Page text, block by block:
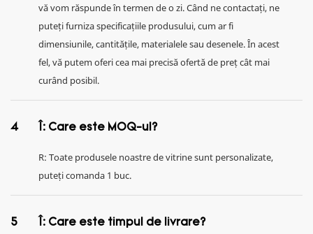
vă vom răspunde în termen de o zi. Când ne contactați, ne
puteți furniza specificațiile produsului, cum ar fi
dimensiunile, cantitățile, materialele sau desenele. În acest
fel, vă putem oferi cea mai precisă ofertă de preț cât mai
curând posibil.
4 Î: Care este MOQ-ul?
R: Toate produsele noastre de vitrine sunt personalizate,
puteți comanda 1 buc.
5 Î: Care este timpul de livrare?